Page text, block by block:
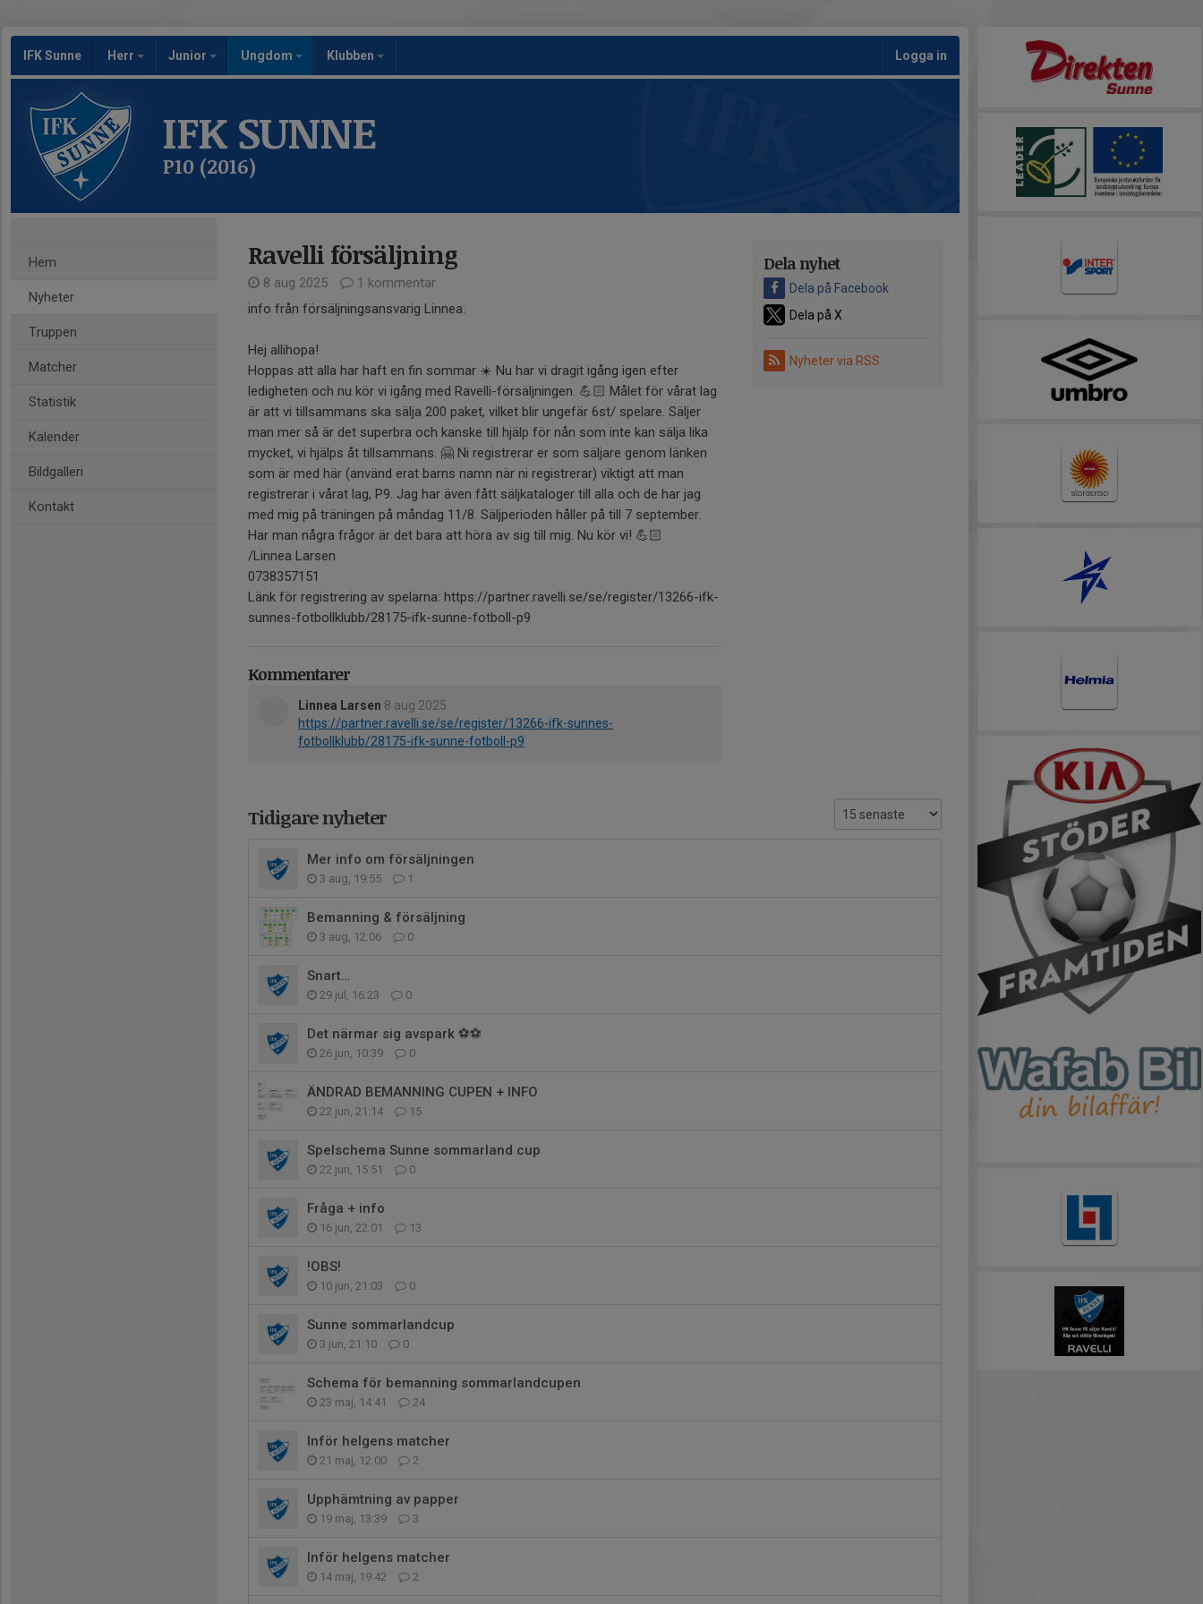
IFK Sunne Herr Junior Ungdom Klubben Logga in
IFK SUNNE
P10 (2016)
Hem
Nyheter
Truppen
Matcher
Statistik
Kalender
Bildgalleri
Kontakt
Dela nyhet
Dela på Facebook
Dela på X
Nyheter via RSS
Ravelli försäljning
8 aug 2025
1 kommentar
info från försäljningsansvarig Linnea:
Hej allihopa!
Hoppas att alla har haft en fin sommar ☀️ Nu har vi dragit igång igen efter
ledigheten och nu kör vi igång med Ravelli-försäljningen. 💪🏻 Målet för vårat lag
är att vi tillsammans ska sälja 200 paket, vilket blir ungefär 6st/ spelare. Säljer
man mer så är det superbra och kanske till hjälp för nån som inte kan sälja lika
mycket, vi hjälps åt tillsammans. 🤗 Ni registrerar er som säljare genom länken
som är med här (använd erat barns namn när ni registrerar) viktigt att man
registrerar i vårat lag, P9. Jag har även fått säljkataloger till alla och de har jag
med mig på träningen på måndag 11/8. Säljperioden håller på till 7 september.
Har man några frågor är det bara att höra av sig till mig. Nu kör vi! 💪🏻
/Linnea Larsen
0738357151
Länk för registrering av spelarna: https://partner.ravelli.se/se/register/13266-ifk-
sunnes-fotbollklubb/28175-ifk-sunne-fotboll-p9
Kommentarer
Linnea Larsen 8 aug 2025
https://partner.ravelli.se/se/register/13266-ifk-sunnes-
fotbollklubb/28175-ifk-sunne-fotboll-p9
Tidigare nyheter
Mer info om försäljningen
3 aug, 19:55 1
Bemanning & försäljning
3 aug, 12:06 0
Snart…
29 jul, 16:23 0
Det närmar sig avspark ⚽️⚽️
26 jun, 10:39 0
ÄNDRAD BEMANNING CUPEN + INFO
22 jun, 21:14 15
Spelschema Sunne sommarland cup
22 jun, 15:51 0
Fråga + info
16 jun, 22:01 13
!OBS!
10 jun, 21:03 0
Sunne sommarlandcup
3 jun, 21:10 0
Schema för bemanning sommarlandcupen
23 maj, 14:41 24
Inför helgens matcher
21 maj, 12:00 2
Upphämtning av papper
19 maj, 13:39 3
Inför helgens matcher
14 maj, 19:42 2